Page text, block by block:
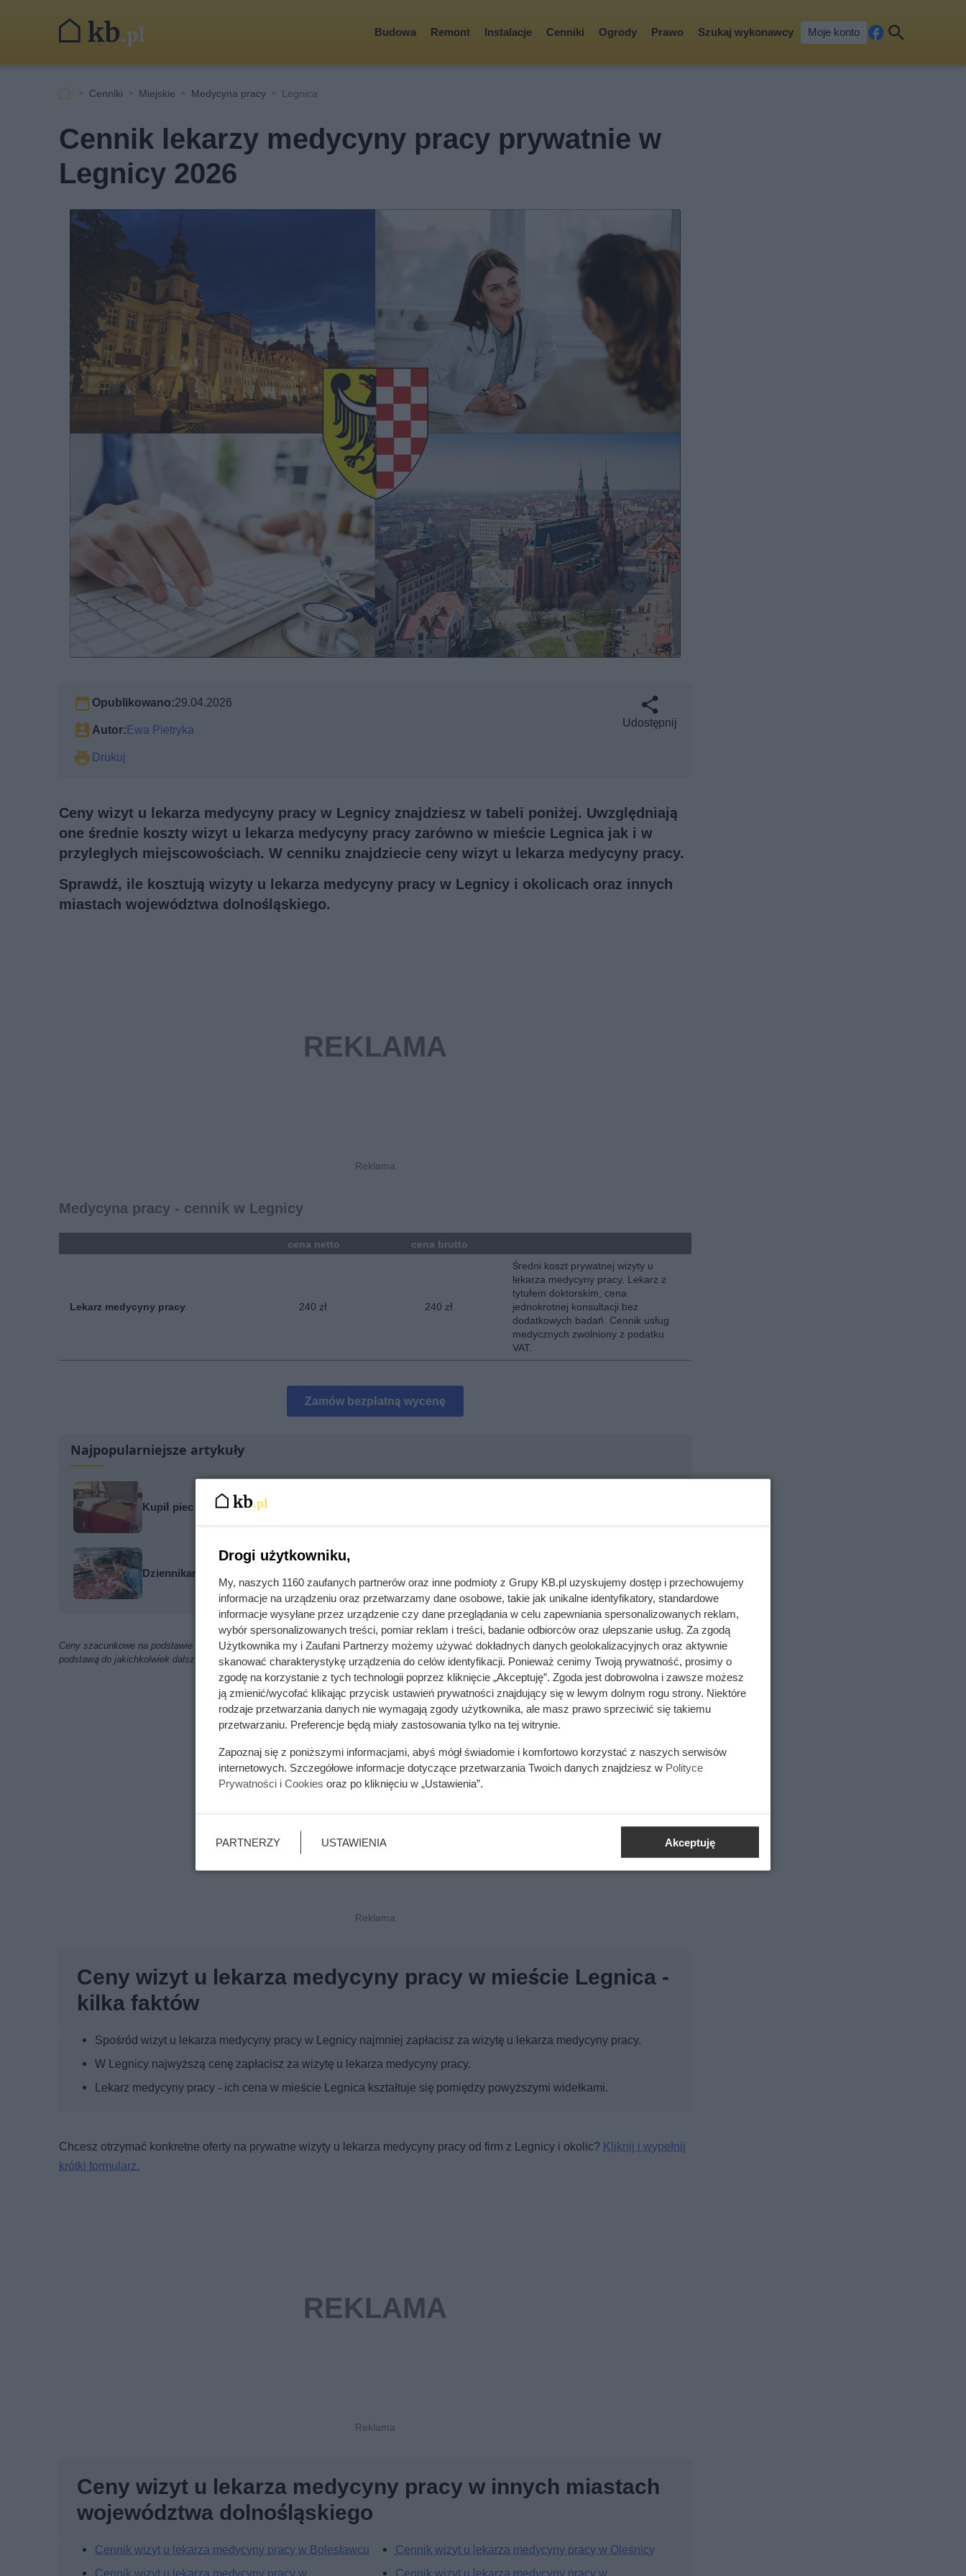
Budowa Remont Instalacje Cenniki Ogrody Prawo Szukaj wykonawcy Moje konto
cebkaj
Cenniki Miejskie Medycyna pracy Legnica
Cennik lekarzy medycyny pracy prywatnie w
Legnicy 2026
Opublikowano:29.04.2026
Autor: Ewa Pietryka
Drukuj
Udostępnij
Ceny wizyt u lekarza medycyny pracy w Legnicy znajdziesz w tabeli poniżej. Uwzględniają
one średnie koszty wizyt u lekarza medycyny pracy zarówno w mieście Legnica jak i w
przyległych miejscowościach. W cenniku znajdziecie ceny wizyt u lekarza medycyny pracy.
Sprawdź, ile kosztują wizyty u lekarza medycyny pracy w Legnicy i okolicach oraz innych
miastach województwa dolnośląskiego.
Medycyna pracy - cennik w Legnicy
cena netto cena brutto
Lekarz medycyny pracy 240 zł 240 zł
Średni koszt prywatnej wizyty u
lekarza medycyny pracy. Lekarz z
tytułem doktorskim, cena
jednokrotnej konsultacji bez
dodatkowych badań. Cennik usług
medycznych zwolniony z podatku
VAT.
Zamów bezpłatną wycenę
Najpopularniejsze artykuły
Kupił piec na pellet w dobrej cenie. Dopiero instalator pokazał prawdziwy koszt inwestycji
Dziennikarze ujawnili pochodzenie mięsa z Dino. Klienci zaskoczeni
Ceny szacunkowe na podstawie ofert znalezionych w internecie. Nie stanowią oferty handlowej w rozumieniu kodeksu cywilnego i nie powinny być
podstawą do jakichkolwiek dalszych analiz i obliczeń
Ceny wizyt u lekarza medycyny pracy w mieście Legnica -
kilka faktów
Spośród wizyt u lekarza medycyny pracy w Legnicy najmniej zapłacisz za wizytę u lekarza medycyny pracy.
W Legnicy najwyższą cenę zapłacisz za wizytę u lekarza medycyny pracy.
Lekarz medycyny pracy - ich cena w mieście Legnica kształtuje się pomiędzy powyższymi widełkami.
Chcesz otrzymać konkretne oferty na prywatne wizyty u lekarza medycyny pracy od firm z Legnicy i okolic? Kliknij i wypełnij
krótki formularz.
Ceny wizyt u lekarza medycyny pracy w innych miastach
województwa dolnośląskiego
Cennik wizyt u lekarza medycyny pracy w Bolesławcu
Cennik wizyt u lekarza medycyny pracy w Oleśnicy
Drogi użytkowniku,
My, naszych 1160 zaufanych partnerów oraz inne podmioty z Grupy KB.pl uzyskujemy dostęp i przechowujemy
informacje na urządzeniu oraz przetwarzamy dane osobowe, takie jak unikalne identyfikatory, standardowe
informacje wysyłane przez urządzenie czy dane przeglądania w celu zapewniania spersonalizowanych reklam,
wybór spersonalizowanych treści, pomiar reklam i treści, badanie odbiorców oraz ulepszanie usług. Za zgodą
Użytkownika my i Zaufani Partnerzy możemy używać dokładnych danych geolokalizacyjnych oraz aktywnie
skanować charakterystykę urządzenia do celów identyfikacji. Ponieważ cenimy Twoją prywatność, prosimy o
zgodę na korzystanie z tych technologii poprzez kliknięcie „Akceptuję”. Zgoda jest dobrowolna i zawsze możesz
ją zmienić/wycofać klikając przycisk ustawień prywatności znajdujący się w lewym dolnym rogu strony. Niektóre
rodzaje przetwarzania danych nie wymagają zgody użytkownika, ale masz prawo sprzeciwić się takiemu
przetwarzaniu. Preferencje będą miały zastosowania tylko na tej witrynie.
Zapoznaj się z poniższymi informacjami, abyś mógł świadomie i komfortowo korzystać z naszych serwisów
internetowych. Szczegółowe informacje dotyczące przetwarzania Twoich danych znajdziesz w Polityce
Prywatności i Cookies oraz po kliknięciu w „Ustawienia”.
PARTNERZY USTAWIENIA Akceptuję